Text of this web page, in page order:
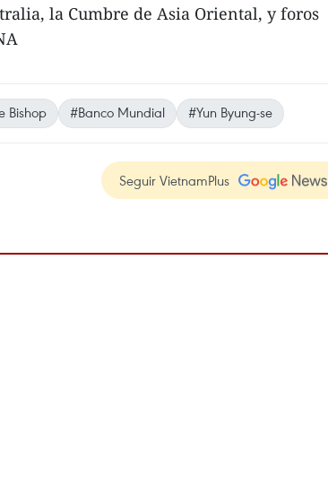
la Cumbre de Asia Oriental, y foros
Bishop #Banco Mundial #Yun Byung-se
Seguir VietnamPlus